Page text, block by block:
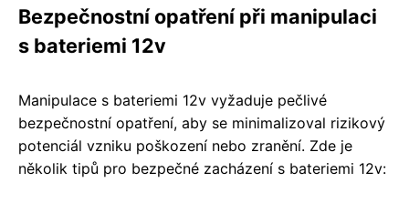
Bezpečnostní opatření při manipulaci
s bateriemi 12v
Manipulace s bateriemi 12v vyžaduje pečlivé
bezpečnostní opatření, aby se minimalizoval rizikový
potenciál vzniku poškození nebo zranění. Zde je
několik tipů pro bezpečné zacházení s bateriemi 12v: